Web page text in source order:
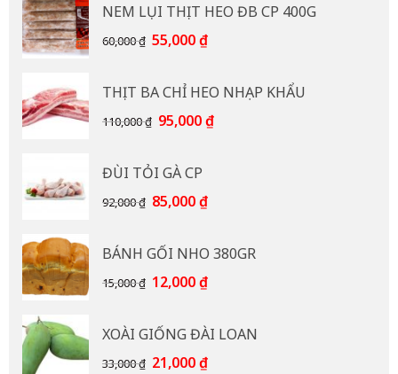
NEM LỤI THỊT HEO ĐB CP 400G
60,000₫ Giá
60,000 ₫.
55,000₫Giá
là:
55,000 ₫.
THỊT BA CHỈ HEO NHẠP KHẨU
110,000₫ Giá
110,000 ₫.
95,000₫Giá
ĐÙI TỎI GÀ CP
92,000₫ Giá
92,000 ₫.
85,000₫Giá
là:
85,000 ₫.
BÁNH GỐI NHO 380GR
15,000₫ Giá
15,000 ₫.
12,000₫Giá
là:
12,000 ₫.
XOÀI GIỐNG ĐÀI LOAN
33,000₫ Giá
21,000₫Giá